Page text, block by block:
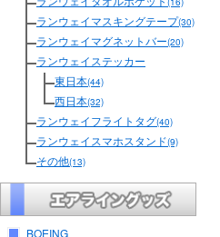
ランウェイマスキングテープ(30)
ランウェイマグネットバー(20)
ランウェイステッカー
東日本(44)
西日本(32)
ランウェイフライトタグ(40)
ランウェイスマホスタンド(9)
その他(13)
BOEING